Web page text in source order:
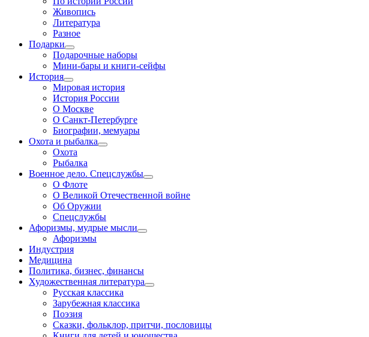
Живопись
Литература
Разное
Подарки
Подарочные наборы
Мини-бары и книги-сейфы
История
Мировая история
История России
О Москве
О Санкт-Петербурге
Биографии, мемуары
Охота и рыбалка
Охота
Рыбалка
Военное дело. Спецслужбы
О Флоте
О Великой Отечественной войне
Об Оружии
Спецслужбы
Афоризмы, мудрые мысли
Афоризмы
Индустрия
Медицина
Политика, бизнес, финансы
Художественная литература
Русская классика
Зарубежная классика
Поэзия
Сказки, фольклор, притчи, пословицы